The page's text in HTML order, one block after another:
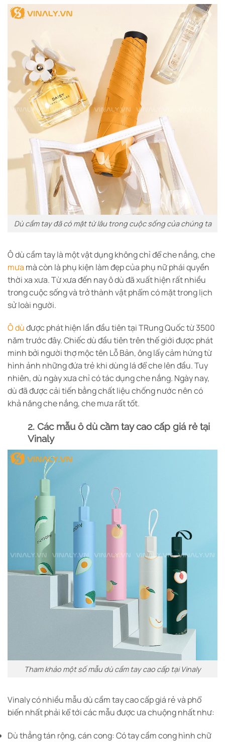
Dù cầm tay đã có mặt từ lâu trong cuộc sống của chúng ta
Ô dù cầm tay là một vật dụng không chỉ để che nắng, che
mưa mà còn là phụ kiện làm đẹp của phụ nữ phái quyền
thời xa xưa. Từ xưa đến nay ô dù đã xuất hiện rất nhiều
trong cuộc sống và trở thành vật phẩm có mặt trong lịch
sử loài người.
Ô dùđược phát hiện lần đầu tiên tại TRung Quốc từ 3500
năm trước đây. Chiếc dù đầu tiên trên thế giới được phát
minh bởi người thợ mộc tên Lỗ Bản, ông lấy cảm hứng từ
hình ảnh những đứa trẻ khi dùng lá để che lên đầu. Tuy
nhiên, dù ngày xưa chỉ có tác dụng che nắng. Ngày nay,
dù đã được cải tiến bằng chất liệu chống nước nên có
khả năng che nắng, che mưa rất tốt.
2. Các mẫu ô dù cầm tay cao cấp giá rẻ tại
Vinaly
Tham khảo một số mẫu dù cầm tay cao cấp tại Vinaly
Vinaly có nhiều mẫu dù cầm tay cao cấp giá rẻ và phổ
biến nhất phải kể tới các mẫu được ưa chuộng nhất như:
Dù thẳng tán rộng, cán cong: Có tay cầm cong hình chữ